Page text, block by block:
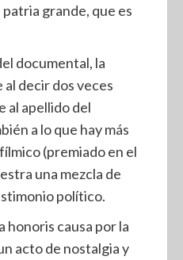
grande, que es
documental, la
decir dos veces
al apellido del
a lo que hay más
(premiado en el
una mezcla de
político.
honoris causa por la
acto de nostalgia y